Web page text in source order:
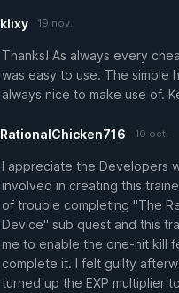
klixy 19 nov.
Thanks! As always every
was easy to use. The simple
always nice to make use of.
RationalChicken716 10 oct.
I appreciate the Developers
involved in creating this
of trouble completing "The
Device" sub quest and this
me to enable the one-hit kill
complete it. I felt guilty
turned up the EXP multiplier